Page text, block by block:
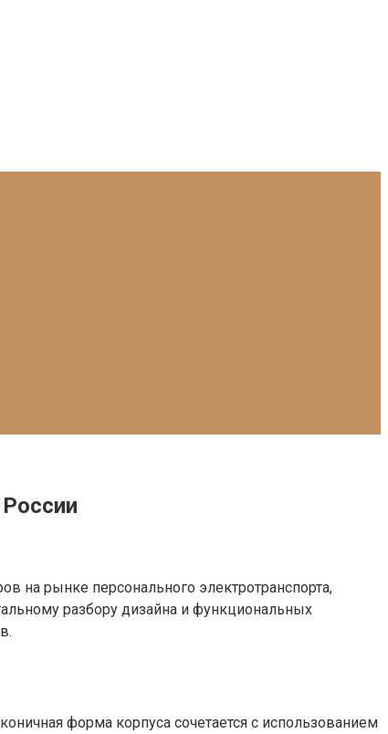
на рынке персонального электротранспорта,
разбору дизайна и функциональных
форма корпуса сочетается с использованием